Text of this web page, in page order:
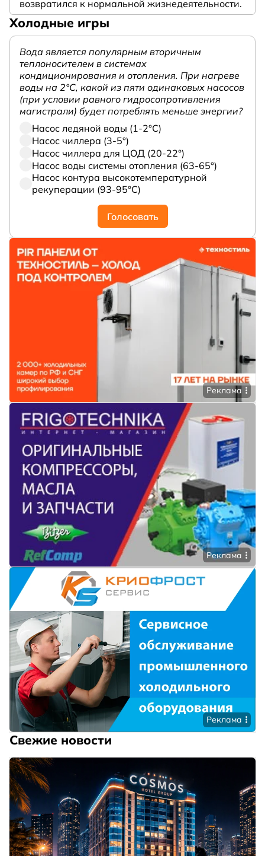
возвратился к нормальной жизнедеятельности.
Холодные игры
Вода является популярным вторичным
теплоносителем в системах
кондиционирования и отопления. При нагреве
воды на 2°С, какой из пяти одинаковых насосов
(при условии равного гидросопротивления
магистрали) будет потреблять меньше энергии?
Насос ледяной воды (1-2°С)
Насос чиллера (3-5°)
Насос чиллера для ЦОД (20-22°)
Насос воды системы отопления (63-65°)
Насос контура высокотемпературной
рекуперации (93-95°С)
Голосовать
Реклама
Реклама
Реклама
Свежие новости